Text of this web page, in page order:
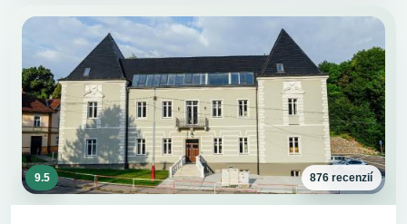
9.5 876 recenzií